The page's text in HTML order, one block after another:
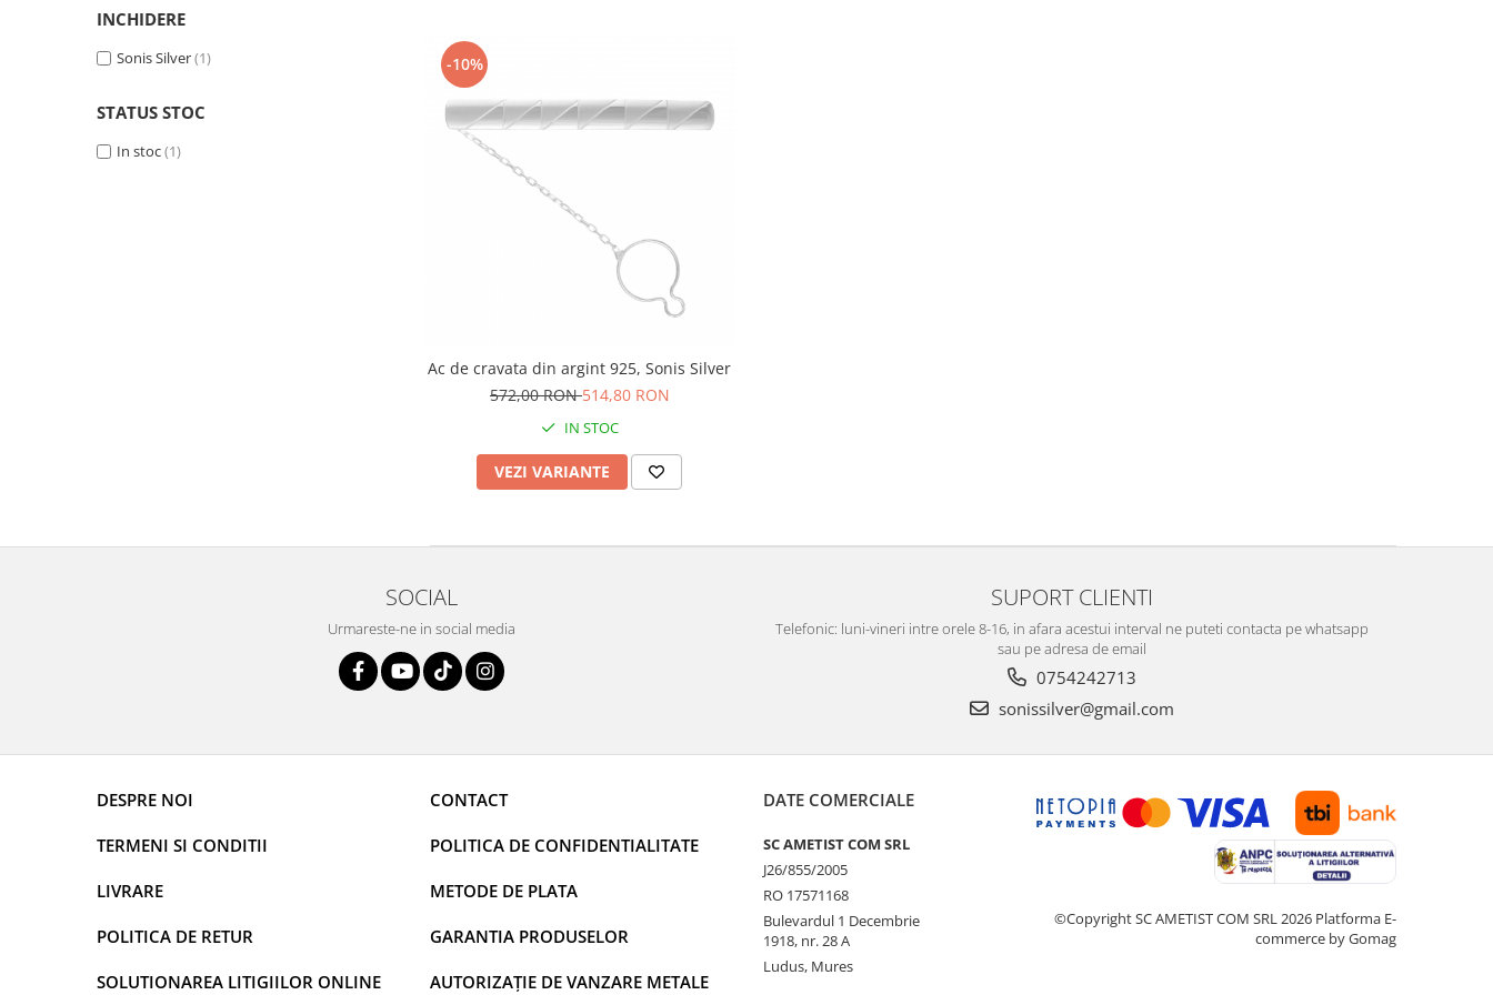
SETURI BIJUTERII
LANTURI TIP ROZARIU
INCHIDERE
Sonis Silver(1)
STATUS STOC
In stoc(1)
-10%
Ac de cravata din argint 925, Sonis Silver
572,00 RON514,80 RON
IN STOC
VEZI VARIANTE
SOCIAL
Urmareste-ne in social media
SUPORT CLIENTI
Telefonic: luni-vineri intre orele 8-16, in afara acestui interval ne puteti contacta pe whatsapp
sau pe adresa de email
0754242713
sonissilver@gmail.com
DESPRE NOI
TERMENI SI CONDITII
LIVRARE
POLITICA DE RETUR
SOLUTIONAREA LITIGIILOR ONLINE
CONTACT
POLITICA DE CONFIDENTIALITATE
METODE DE PLATA
GARANTIA PRODUSELOR
AUTORIZAȚIE DE VANZARE METALE
DATE COMERCIALE
SC AMETIST COM SRL
J26/855/2005
RO 17571168
Bulevardul 1 Decembrie
1918, nr. 28 A
Ludus, Mures
©Copyright SC AMETIST COM SRL 2026 Platforma E-
commerce by Gomag